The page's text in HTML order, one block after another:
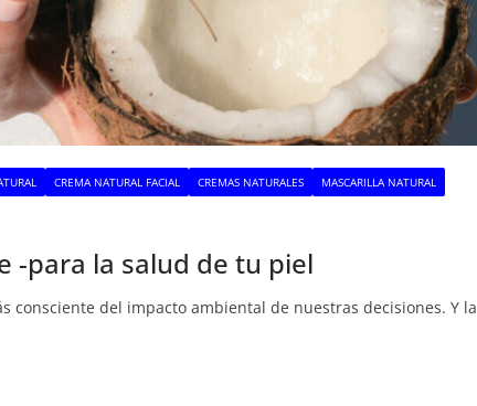
CREMA NATURAL FACIAL CREMAS NATURALES MASCARILLA NATURAL
-para la salud de tu piel
consciente del impacto ambiental de nuestras decisiones. Y la